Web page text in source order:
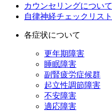
カウンセリングについて
自律神経チェックリスト
各症状について
更年期障害
睡眠障害
副腎疲労症候群
起立性調節障害
不安障害
適応障害